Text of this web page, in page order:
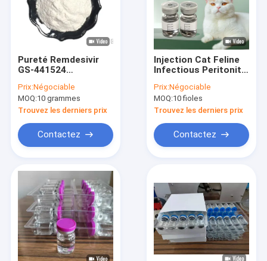
Pureté Remdesivir
GS-441524
1191237-69-0 de 99%
pour la PAP de chat
Prix:Négociable
MOQ:10 grammes
Trouvez les derniers prix
Contactez
Injection Cat Feline
Infectious Peritonitis
Prix:Négociable
MOQ:10 fioles
Trouvez les derniers prix
Contactez